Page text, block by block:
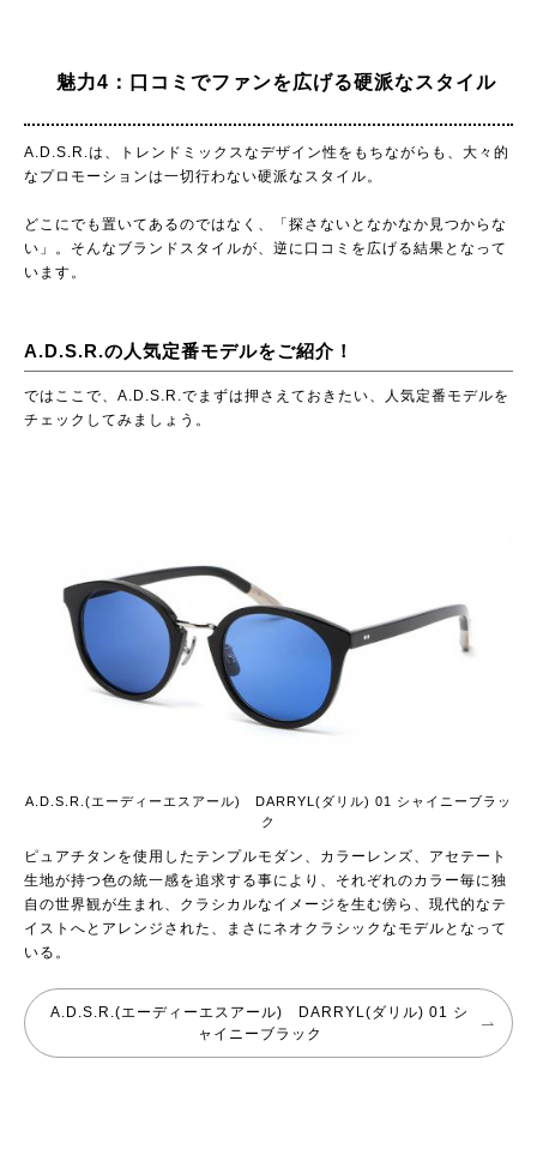
魅力4：口コミでファンを広げる硬派なスタイル
A.D.S.R.は、トレンドミックスなデザイン性をもちながらも、大々的
なプロモーションは一切行わない硬派なスタイル。
どこにでも置いてあるのではなく、「探さないとなかなか見つからな
い」。そんなブランドスタイルが、逆に口コミを広げる結果となって
います。
A.D.S.R.の人気定番モデルをご紹介！
ではここで、A.D.S.R.でまずは押さえておきたい、人気定番モデルを
チェックしてみましょう。
A.D.S.R.(エーディーエスアール) DARRYL(ダリル) 01 シャイニーブラッ
ク
ピュアチタンを使用したテンプルモダン、カラーレンズ、アセテート
生地が持つ色の統一感を追求する事により、それぞれのカラー毎に独
自の世界観が生まれ、クラシカルなイメージを生む傍ら、現代的なテ
イストへとアレンジされた、まさにネオクラシックなモデルとなって
いる。
A.D.S.R.(エーディーエスアール) DARRYL(ダリル) 01 シ
ャイニーブラック